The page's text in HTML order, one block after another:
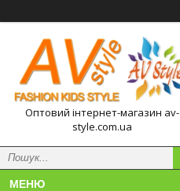
Оптовий інтернет-магазин av-
style.com.ua